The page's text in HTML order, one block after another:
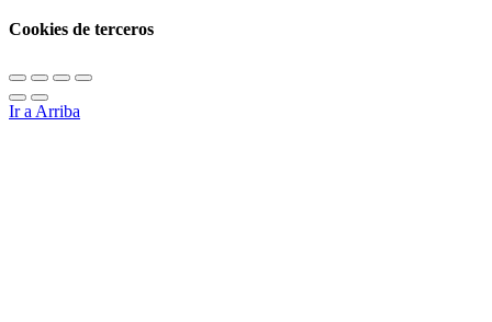
Cookies de terceros
Ir a Arriba